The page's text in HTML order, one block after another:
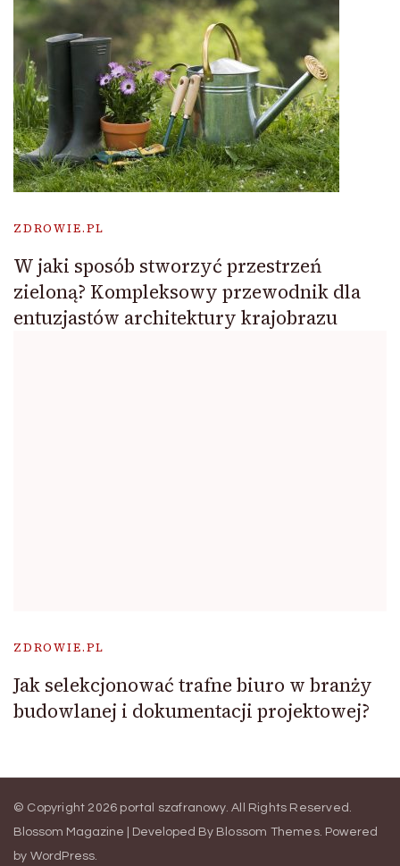
ZDROWIE.PL
W jaki sposób stworzyć przestrzeń
zieloną? Kompleksowy przewodnik dla
entuzjastów architektury krajobrazu
ZDROWIE.PL
Jak selekcjonować trafne biuro w branży
budowlanej i dokumentacji projektowej?
© Copyright 2026 portal szafranowy. All Rights Reserved.
Blossom Magazine | Developed By Blossom Themes. Powered
by WordPress.